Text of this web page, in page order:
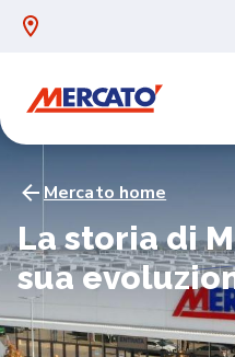
Mercato home
La storia di
sua